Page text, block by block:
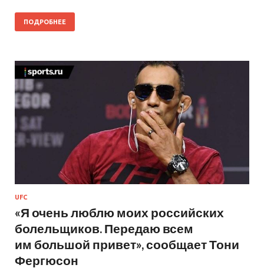
ПОДРОБНЕЕ
UFC
«Я очень люблю моих российских
болельщиков. Передаю всем
им большой привет», сообщает Тони
Фергюсон